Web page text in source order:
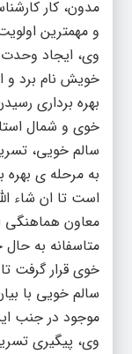
مدون، کار
و مهمترین
وی، ایجاد وحدت
خویش نام برد و
بهره برداری
خوی و شمال
است تا ان شاء الله بتوانیم تا
متاسفانه به
خوی قرار گرفت
سالم خویی با
موجود در جنب این پروژه
وی، پیگیری